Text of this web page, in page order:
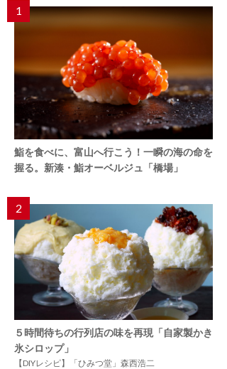
1
鮨を食べに、富山へ行こう！一瞬の海の命を
握る。新湊・鮨オーベルジュ「橋場」
2
５時間待ちの行列店の味を再現「自家製かき
氷シロップ」
【DIYレシピ】「ひみつ堂」森西浩二